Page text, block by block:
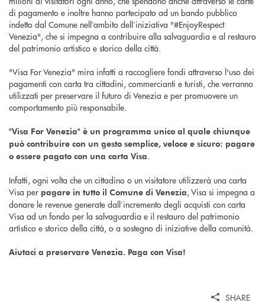
di pagamento e inoltre hanno partecipato ad un bando pubblico
indetto dal Comune nell’ambito dell’iniziativa "#EnjoyRespect
Venezia", che si impegna a contribuire alla salvaguardia e al restauro
del patrimonio artistico e storico della città.
"Visa For Venezia" mira infatti a raccogliere fondi attraverso l'uso dei
pagamenti con carta tra cittadini, commercianti e turisti, che verranno
utilizzati per preservare il futuro di Venezia e per promuovere un
comportamento più responsabile.
"Visa For Venezia" è un programma unico al quale chiunque
può contribuire con un gesto semplice, veloce e sicuro: pagare
o essere pagato con una carta Visa.
Infatti, ogni volta che un cittadino o un visitatore utilizzerà una carta
Visa per pagare in tutto il Comune di Venezia, Visa si impegna a
donare le revenue generate dall’incremento degli acquisti con carta
Visa ad un fondo per la salvaguardia e il restauro del patrimonio
artistico e storico della città, o a sostegno di iniziative della comunità.
Aiutaci a preservare Venezia. Paga con Visa!
SHARE